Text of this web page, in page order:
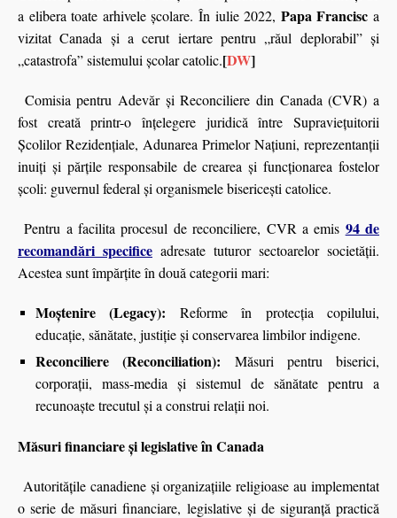
a elibera toate arhivele școlare. În iulie 2022, Papa Francisca
vizitat Canada și a cerut iertare pentru „răul deplorabil” și
„catastrofa” sistemului școlar catolic.[DW]
Comisia pentru Adevăr și Reconciliere din Canada (CVR) a
fost creată printr-o înțelegere juridică între Supraviețuitorii
Școlilor Rezidențiale, Adunarea Primelor Națiuni, reprezentanții
inuiți și părțile responsabile de crearea și funcționarea fostelor
școli: guvernul federal și organismele bisericești catolice.
Pentru a facilita procesul de reconciliere, CVR a emis 94 de
recomandări specifice adresate tuturor sectoarelor societății.
Acestea sunt împărțite în două categorii mari:
Moștenire (Legacy): Reforme în protecția copilului,
educație, sănătate, justiție și conservarea limbilor indigene.
Reconciliere (Reconciliation): Măsuri pentru biserici,
corporații, mass-media și sistemul de sănătate pentru a
recunoaște trecutul și a construi relații noi.
Măsuri financiare și legislative în Canada
Autoritățile canadiene și organizațiile religioase au implementat
o serie de măsuri financiare, legislative și de siguranță practică